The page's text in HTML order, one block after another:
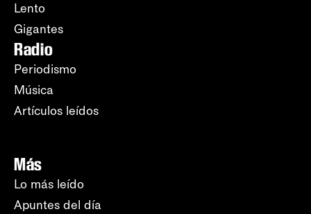
Lento
Gigantes
Radio
Periodismo
Música
Artículos leídos
Más
Lo más leído
Apuntes del día